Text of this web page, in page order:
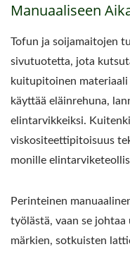
Manuaaliseen
Tofun ja soijamaitojen
sivutuotetta, jota
kuitupitoinen materiaali
käyttää eläinrehuna,
elintarvikkeiksi.
viskositeettipitoisuus
monille
Perinteinen
työlästä, vaan se johtaa
märkien, sotkuisten